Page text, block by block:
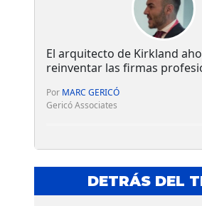
El arquitecto de Kirkland
reinventar las firmas
Por MARC GERICÓ
Gericó Associates
DETRÁS DEL